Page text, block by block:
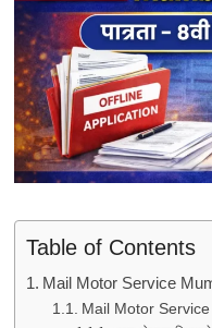
Table of Contents
Mail Motor Service
Mail Motor